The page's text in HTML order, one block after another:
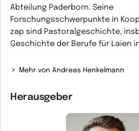
Abteilung Paderborn. Seine
Forschungsschwerpunkte in
zap sind Pastoralgeschichte,
Geschichte der Berufe für Laien
Mehr von Andreas Henkelmann
Herausgeber